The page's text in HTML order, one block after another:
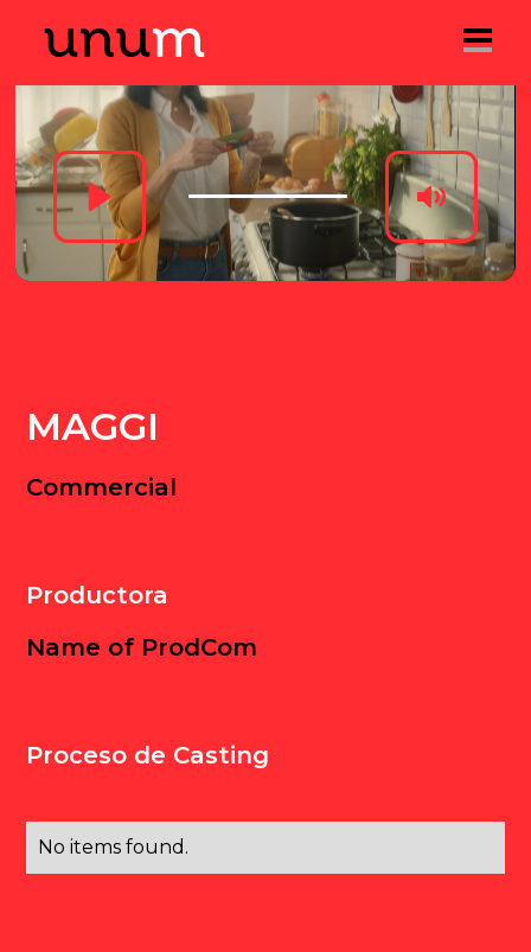
Play Mute
MAGGI
Commercial
Productora
Name of ProdCom
Proceso de Casting
No items found.